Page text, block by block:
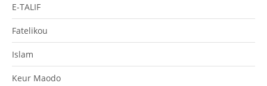
E-TALIF
Fatelikou
Islam
Keur Maodo